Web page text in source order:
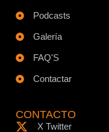
Podcasts
Galería
FAQ'S
Contactar
CONTACTO
X Twitter